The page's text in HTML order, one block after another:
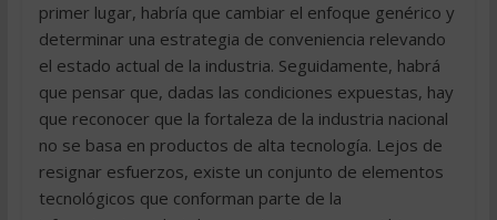
primer lugar, habría que cambiar el enfoque genérico y
determinar una estrategia de conveniencia relevando
el estado actual de la industria. Seguidamente, habrá
que pensar que, dadas las condiciones expuestas, hay
que reconocer que la fortaleza de la industria nacional
no se basa en productos de alta tecnología. Lejos de
resignar esfuerzos, existe un conjunto de elementos
tecnológicos que conforman parte de la